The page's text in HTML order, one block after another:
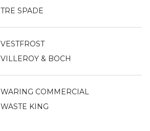
TRE SPADE
VESTFROST
VILLEROY & BOCH
WARING COMMERCIAL
WASTE KING